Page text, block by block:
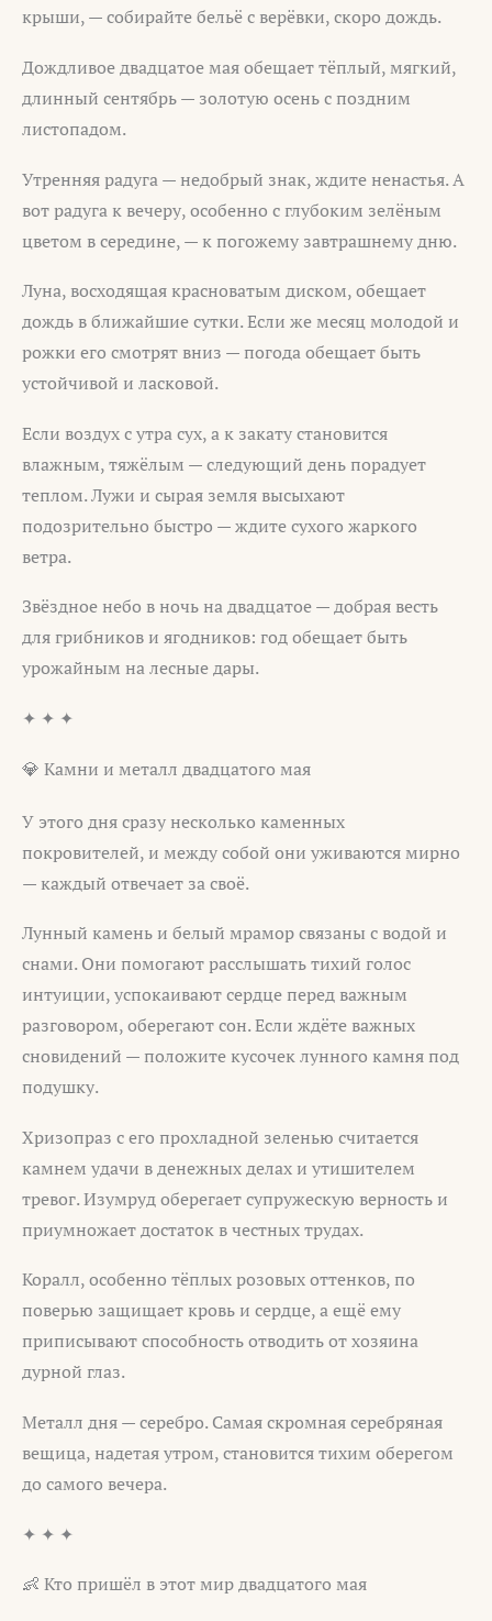
крыши, — собирайте бельё с верёвки, скоро дождь.
Дождливое двадцатое мая обещает тёплый, мягкий,
длинный сентябрь — золотую осень с поздним
листопадом.
Утренняя радуга — недобрый знак, ждите ненастья. А
вот радуга к вечеру, особенно с глубоким зелёным
цветом в середине, — к погожему завтрашнему дню.
Луна, восходящая красноватым диском, обещает
дождь в ближайшие сутки. Если же месяц молодой и
рожки его смотрят вниз — погода обещает быть
устойчивой и ласковой.
Если воздух с утра сух, а к закату становится
влажным, тяжёлым — следующий день порадует
теплом. Лужи и сырая земля высыхают
подозрительно быстро — ждите сухого жаркого
ветра.
Звёздное небо в ночь на двадцатое — добрая весть
для грибников и ягодников: год обещает быть
урожайным на лесные дары.
✦ ✦ ✦
💎 Камни и металл двадцатого мая
У этого дня сразу несколько каменных
покровителей, и между собой они уживаются мирно
— каждый отвечает за своё.
Лунный камень и белый мрамор связаны с водой и
снами. Они помогают расслышать тихий голос
интуиции, успокаивают сердце перед важным
разговором, оберегают сон. Если ждёте важных
сновидений — положите кусочек лунного камня под
подушку.
Хризопраз с его прохладной зеленью считается
камнем удачи в денежных делах и утишителем
тревог. Изумруд оберегает супружескую верность и
приумножает достаток в честных трудах.
Коралл, особенно тёплых розовых оттенков, по
поверью защищает кровь и сердце, а ещё ему
приписывают способность отводить от хозяина
дурной глаз.
Металл дня — серебро. Самая скромная серебряная
вещица, надетая утром, становится тихим оберегом
до самого вечера.
✦ ✦ ✦
👶 Кто пришёл в этот мир двадцатого мая